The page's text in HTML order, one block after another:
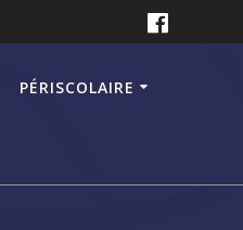
PÉRISCOLAIRE